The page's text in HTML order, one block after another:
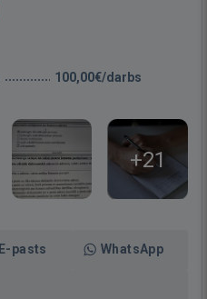
100,00€/darbs
+21
E-pasts WhatsApp